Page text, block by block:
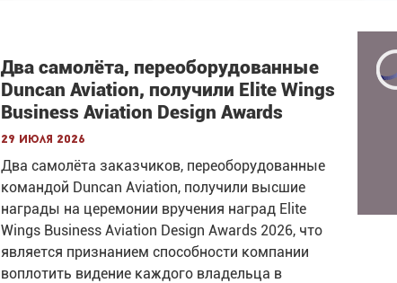
Два самолёта, переоборудованные
Duncan Aviation, получили Elite Wings
Business Aviation Design Awards
29 июля 2026
Два самолёта заказчиков, переоборудованные
командой Duncan Aviation, получили высшие
награды на церемонии вручения наград Elite
Wings Business Aviation Design Awards 2026, что
является признанием способности компании
воплотить видение каждого владельца в